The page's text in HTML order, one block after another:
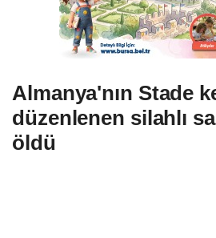
Almanya'nın Stade
düzenlenen silahlı
öldü